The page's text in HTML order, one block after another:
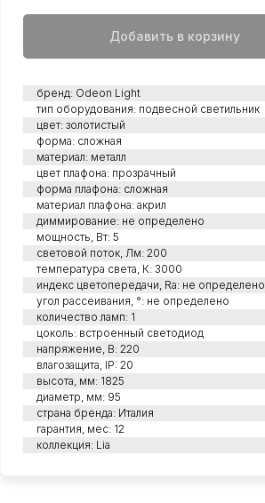
Добавить в корзину
бренд: Odeon Light
тип оборудования: подвесной светильник
цвет: золотистый
форма: сложная
материал: металл
цвет плафона: прозрачный
форма плафона: сложная
материал плафона: акрил
диммирование: не определено
мощность, Вт: 5
световой поток, Лм: 200
температура света, К: 3000
индекс цветопередачи, Ra: не определено
угол рассеивания, °: не определено
количество ламп: 1
цоколь: встроенный светодиод
напряжение, В: 220
влагозащита, IP: 20
высота, мм: 1825
диаметр, мм: 95
страна бренда: Италия
гарантия, мес: 12
коллекция: Lia